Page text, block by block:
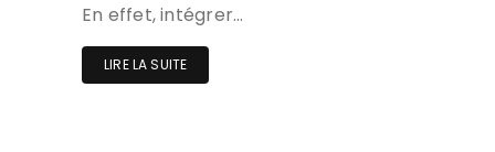
En effet, intégrer…
LIRE LA SUITE